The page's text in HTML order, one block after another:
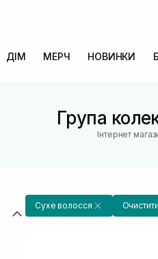
ДІМ МЕРЧ НОВИНКИ
Група
Інтернет
Сухе волосся